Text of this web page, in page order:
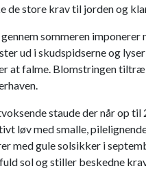
de store krav til jorden og
sommeren
ud i skudspidserne og
at falme. Blomstringen
staude der når op til
løv med smalle,
med gule solsikker i
sol og stiller beskedne